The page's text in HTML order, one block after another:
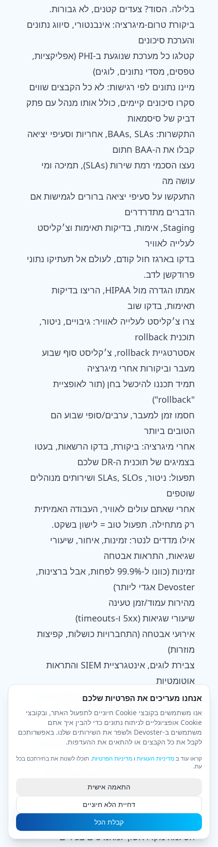
בלילה. הסוד? צעדים קטנים, לא גבורות.
ביקורת טרום-מיגרציה: אינבנטורי, סיווג נתונים
והערכת סיכונים
קטלגו כל מערכת שנוגעת ב-PHI (אפליקציות,
טפסים, מסדי נתונים, לוגים)
מיינו נתונים לפי רגישות: לא כל הקבצים שווים
סקרו סיכונים קיימים, כולל אותו מנהל עם פתק
דביק של סיסמאות
התקשרות: BAAs, SLAs, אחריות וסעיפי יציאה
קבלו את ה-BAA חתום
נעצו הסכמי רמת שירות (SLAs), תמיכה ומי
עושה מה
התעקשו על סעיפי יציאה ברורים לגמישות אם
הדברים מתדרדרים
Staging, אימות, בדיקות תאימות וצ׳קליסט
לעלייה לאוויר
בדקו בארגז חול קודם, לעולם אל תעתיקו נתוני
פרודקשן לדב.
אמתו הגדרה מול HIPAA, הריצו בדיקות
תאימות, בדקו שוב
צרו צ׳קליסט לעלייה לאוויר: גיבויים, ניטור,
תוכנית rollback
אסטרטגיית rollback, צ׳קליסט סוף שבוע
מעבר וביקורות אחרי מיגרציה
תמיד תכננו להיכשל בחן (תור לאופציית
"rollback")
חסמו זמן למעבר, ערבים/סופי שבוע הם
הטובים ביותר
אחרי מיגרציה: ביקורת, בדקו הרשאות, בעטו
בצמיגים של תוכנית ה-DR שלכם
תפעול: ניטור, SLAs, SLOs ושירותים מנוהלים
שוטפים
אחרי שאתם עולים לאוויר, העבודה האמיתית
רק מתחילה. תפעול טוב = לישון בשקט.
אילו מדדים לנטר: זמינות, איחור, שיעורי
שגיאות, התראות אבטחה
זמינות (כוונו ל-99.9% לפחות, אבל ברצינות,
Devoster אגדי ליותר)
מהירות עמוד/זמן טעינה
שיעורי שגיאות (5xx ו-timeouts)
אירועי אבטחה (התחברויות כושלות, קפיצות
מוזרות)
צבירת לוגים, אינטגרציית SIEM והתראות
אוטומטיות
כל הלוגים בדלי אחד, פורנזיקה הופכת מהירה
Security Information and Event
Management (SIEM): מפואר, נחוץ
התראות אוטומטיות, כדי שלא תהיו מודבקים
לדשבורדים ב-2 בלילה.
הסלמה מקו ראשון למהנדסים בכירים
אנחנו מעריכים את הפרטיות שלכם
אנו משתמשים בקובצי Cookie חיוניים לתפעול האתר, ובקובצי
Cookie אופציונליים לניתוח נתונים כדי להבין איך אתם
משתמשים ב-Devoster ולשפר את השירותים שלנו. באפשרותכם
לקבל את כל הקבצים או להתאים את ההעדפות.
קראו עוד במדיניות העוגיות ו מדיניות הפרטיות. תוכלו לשנות את בחירתכם בכל
עת.
דחיית הלא חיוניים
התאמה אישית
קבלת הכל